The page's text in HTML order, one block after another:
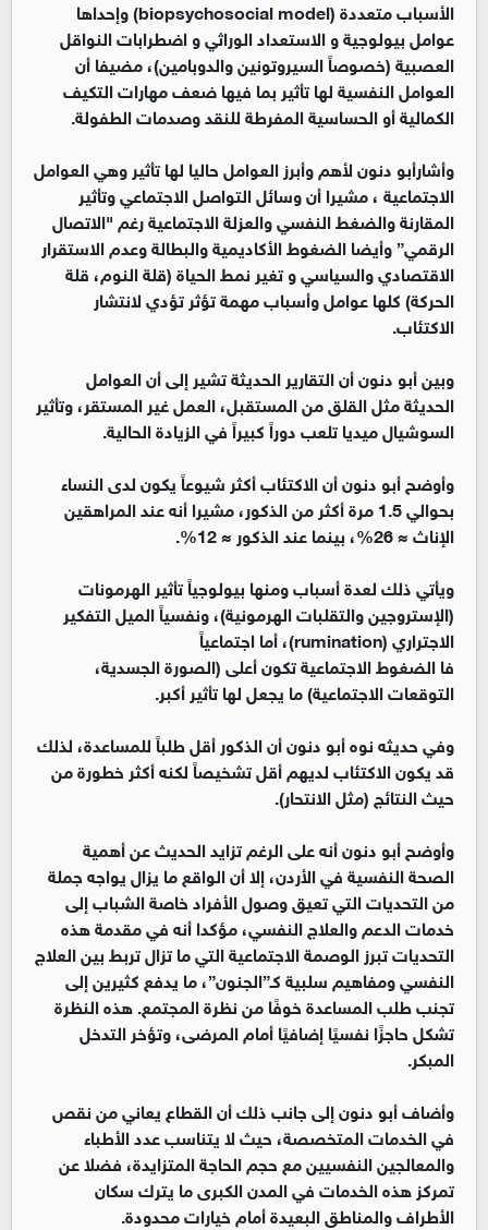
الأسباب متعددة (biopsychosocial model) وإحداها
عوامل بيولوجية و الاستعداد الوراثي و اضطرابات النواقل
العصبية (خصوصاً السيروتونين والدوبامين)، مضيفا أن
العوامل النفسية لها تأثير بما فيها ضعف مهارات التكيف
الكمالية أو الحساسية المفرطة للنقد وصدمات الطفولة.
وأشارأبو دنون لأهم وأبرز العوامل حاليا لها تأثير وهي العوامل
الاجتماعية ، مشيرا أن وسائل التواصل الاجتماعي وتأثير
المقارنة والضغط النفسي والعزلة الاجتماعية رغم "الاتصال
الرقمي” وأيضا الضغوط الأكاديمية والبطالة وعدم الاستقرار
الاقتصادي والسياسي و تغير نمط الحياة (قلة النوم، قلة
الحركة) كلها عوامل وأسباب مهمة تؤثر تؤدي لانتشار
الاكتئاب.
وبين أبو دنون أن التقارير الحديثة تشير إلى أن العوامل
الحديثة مثل القلق من المستقبل، العمل غير المستقر، وتأثير
السوشيال ميديا تلعب دوراً كبيراً في الزيادة الحالية.
وأوضح أبو دنون أن الاكتئاب أكثر شيوعاً يكون لدى النساء
بحوالي 1.5 مرة أكثر من الذكور، مشيرا أنه عند المراهقين
الإناث ≈ 26%، بينما عند الذكور ≈ 12%.
ويأتي ذلك لعدة أسباب ومنها بيولوجياً تأثير الهرمونات
(الإستروجين والتقلبات الهرمونية)، ونفسياً الميل التفكير
الاجتراري (rumination)، أما اجتماعياً
فا الضغوط الاجتماعية تكون أعلى (الصورة الجسدية،
التوقعات الاجتماعية) ما يجعل لها تأثير أكبر.
وفي حديثه نوه أبو دنون أن الذكور أقل طلباً للمساعدة، لذلك
قد يكون الاكتئاب لديهم أقل تشخيصاً لكنه أكثر خطورة من
حيث النتائج (مثل الانتحار).
وأوضح أبو دنون أنه على الرغم تزايد الحديث عن أهمية
الصحة النفسية في الأردن، إلا أن الواقع ما يزال يواجه جملة
من التحديات التي تعيق وصول الأفراد خاصة الشباب إلى
خدمات الدعم والعلاج النفسي، مؤكدا أنه في مقدمة هذه
التحديات تبرز الوصمة الاجتماعية التي ما تزال تربط بين العلاج
النفسي ومفاهيم سلبية كـ”الجنون”، ما يدفع كثيرين إلى
تجنب طلب المساعدة خوفًا من نظرة المجتمع. هذه النظرة
تشكل حاجزًا نفسيًا إضافيًا أمام المرضى، وتؤخر التدخل
المبكر.
وأضاف أبو دنون إلى جانب ذلك أن القطاع يعاني من نقص
في الخدمات المتخصصة، حيث لا يتناسب عدد الأطباء
والمعالجين النفسيين مع حجم الحاجة المتزايدة، فضلا عن
تمركز هذه الخدمات في المدن الكبرى ما يترك سكان
الأطراف والمناطق البعيدة أمام خيارات محدودة.